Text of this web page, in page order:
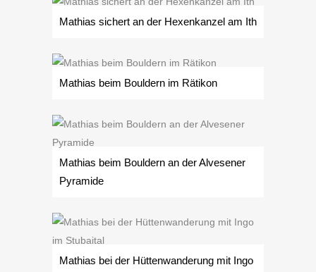
Mathias sichert an der Hexenkanzel am Ith
Mathias beim Bouldern im Rätikon
Mathias beim Bouldern an der Alvesener
Pyramide
Mathias bei der Hüttenwanderung mit Ingo